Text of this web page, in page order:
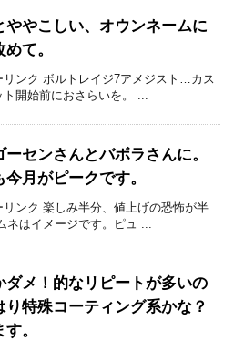
ややこしい、オウンネームに
て。
リンク ボルトレイジ7アメジスト…カス
開始前におさらいを。 ...
ーセンさんとバボラさんに。
今月がピークです。
リンク 楽しみ半分、値上げの恐怖が半
はイメージです。ピュ ...
ダメ！的なリピートが多いの
り特殊コーティング系かな？
。